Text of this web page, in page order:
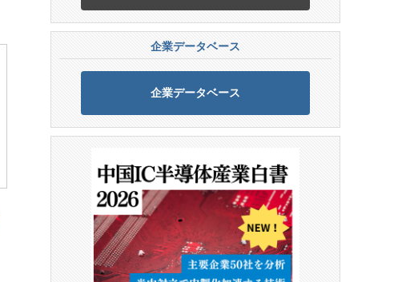
企業データベース
企業データベース